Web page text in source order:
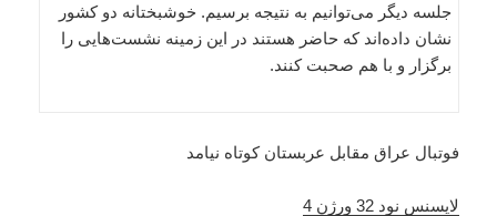
جلسه دیگر می‌توانیم به نتیجه برسیم. خوشبختانه دو کشور
نشان داده‌اند که حاضر هستند در این زمینه نشست‌هایی را
برگزار و با هم صحبت کنند.
فوتبال عراق مقابل عربستان کوتاه نیامد
لایسنس نود 32 ورژن 4